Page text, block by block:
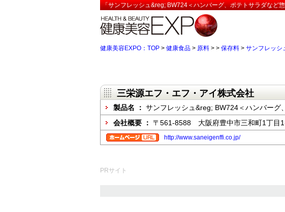
「サンフレッシュ&reg; BW724＜ハンバーグ、ポテトサラダなど
健康美容EXPO：TOP > 健康食品 > 原料 > > 保存料 > サンフレッシ
三栄源エフ・エフ・アイ株式会社
製品名 ： サンフレッシュ&reg; BW724＜ハンバーグ
会社概要 ： 〒561-8588 大阪府豊中市三和町1丁目
http://www.saneigenffi.co.jp/
PRサイト